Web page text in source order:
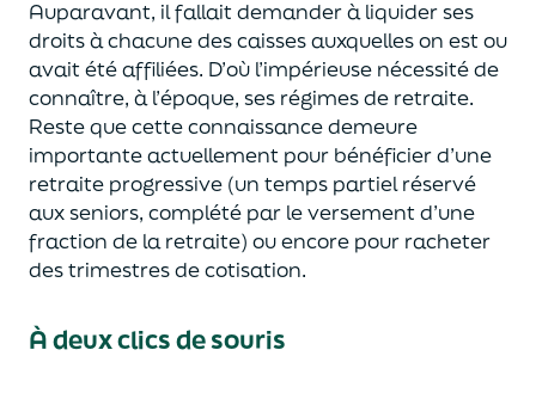
Auparavant, il fallait demander à liquider ses
droits à chacune des caisses auxquelles on est ou
avait étéaffiliées. D’où l’impérieuse nécessitéde
connaître, à l’époque, ses régimesde retraite.
Reste que cette connaissance demeure
importanteactuellement pour bénéficier d’une
retraite progressive (un temps partiel réservé
aux seniors, complété par le versement d’une
fraction de la retraite) ou encore pour racheter
des trimestres de cotisation.
À deux clics de souris